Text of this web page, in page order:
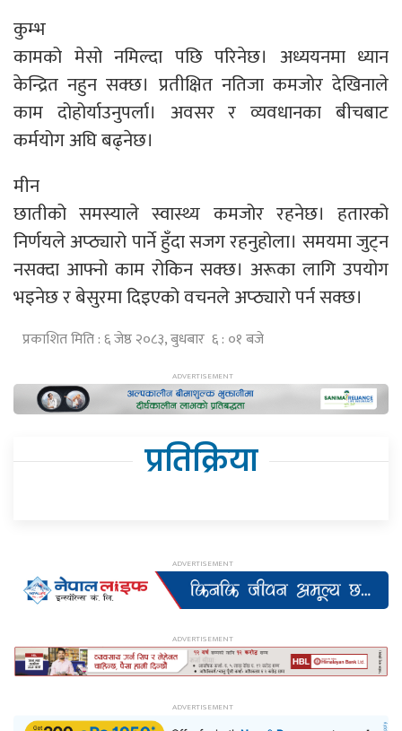
कुम्भ
कामको मेसो नमिल्दा पछि परिनेछ। अध्ययनमा ध्यान
केन्द्रित नहुन सक्छ। प्रतीक्षित नतिजा कमजोर देखिनाले
काम दोहोर्याउनुपर्ला। अवसर र व्यवधानका बीचबाट
कर्मयोग अघि बढ्नेछ।
मीन
छातीको समस्याले स्वास्थ्य कमजोर रहनेछ। हतारको
निर्णयले अप्ठ्यारो पार्ने हुँदा सजग रहनुहोला। समयमा जुट्न
नसक्दा आफ्नो काम रोकिन सक्छ। अरूका लागि उपयोग
भइनेछ र बेसुरमा दिइएको वचनले अप्ठ्यारो पर्न सक्छ।
प्रकाशित मिति : ६ जेष्ठ २०८३, बुधबार ६ : ०१ बजे
प्रतिक्रिया